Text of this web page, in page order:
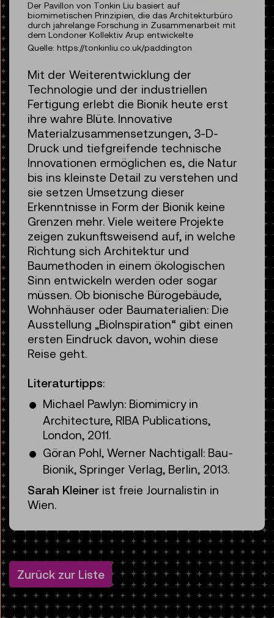
Der Pavillon von Tonkin Liu basiert auf
biomimetischen Prinzipien, die das Architekturbüro
durch jahrelange Forschung in Zusammenarbeit mit
dem Londoner Kollektiv Arup entwickelte
Quelle: https://tonkinliu.co.uk/paddington
Mit der Weiterentwicklung der
Technologie und der industriellen
Fertigung erlebt die Bionik heute erst
ihre wahre Blüte. Innovative
Materialzusammensetzungen, 3-D-
Druck und tiefgreifende technische
Innovationen ermöglichen es, die Natur
bis ins kleinste Detail zu verstehen und
sie setzen Umsetzung dieser
Erkenntnisse in Form der Bionik keine
Grenzen mehr. Viele weitere Projekte
zeigen zukunftsweisend auf, in welche
Richtung sich Architektur und
Baumethoden in einem ökologischen
Sinn entwickeln werden oder sogar
müssen. Ob bionische Bürogebäude,
Wohnhäuser oder Baumaterialien: Die
Ausstellung „BioInspiration“ gibt einen
ersten Eindruck davon, wohin diese
Reise geht.
Literaturtipps:
Michael Pawlyn: Biomimicry in
Architecture, RIBA Publications,
London, 2011.
Göran Pohl, Werner Nachtigall: Bau-
Bionik, Springer Verlag, Berlin, 2013.
Sarah Kleiner ist freie Journalistin in
Wien.
Zurück zur Liste